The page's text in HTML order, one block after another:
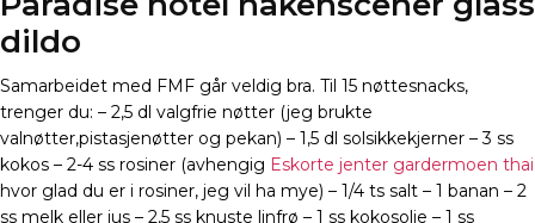
dildo
Samarbeidet med FMF går veldig bra. Til 15 nøttesnacks,
trenger du: – 2,5 dl valgfrie nøtter (jeg brukte
valnøtter,pistasjenøtter og pekan) – 1,5 dl solsikkekjerner – 3 ss
kokos – 2-4 ss rosiner (avhengig Eskorte jenter gardermoen thai
hvor glad du er i rosiner, jeg vil ha mye) – 1/4 ts salt – 1 banan – 2
ss melk eller jus – 2,5 ss knuste linfrø – 1 ss kokosolje – 1 ss